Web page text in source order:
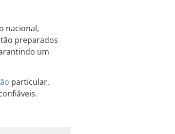
nacional,
preparados
um
particular,